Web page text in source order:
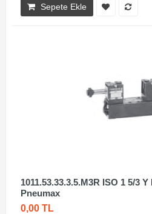
Sepete Ekle
1011.53.33.3.5.M3R ISO 1 5/3
Pneumax
0,00 TL